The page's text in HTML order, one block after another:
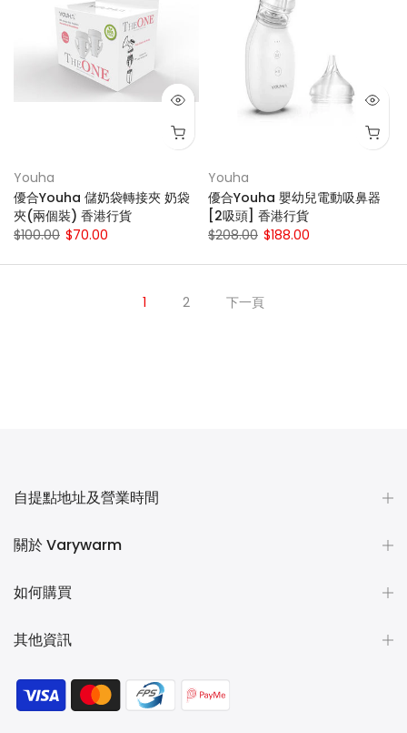
Youha
優合Youha 儲奶袋轉接夾 奶袋
夾(兩個裝) 香港行貨
$100.00 $70.00
Youha
優合Youha 嬰幼兒電動吸鼻器
[2吸頭] 香港行貨
$208.00 $188.00
1 2 下一頁
自提點地址及營業時間
關於 Varywarm
如何購買
其他資訊